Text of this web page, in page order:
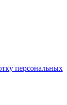
персональных